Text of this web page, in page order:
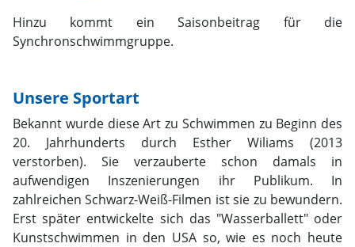
Hinzu kommt ein Saisonbeitrag für die
Synchronschwimmgruppe.
Unsere Sportart
Bekannt wurde diese Art zu Schwimmen zu Beginn des
20. Jahrhunderts durch Esther Wiliams (2013
verstorben). Sie verzauberte schon damals in
aufwendigen Inszenierungen ihr Publikum. In
zahlreichen Schwarz-Weiß-Filmen ist sie zu bewundern.
Erst später entwickelte sich das "Wasserballett" oder
Kunstschwimmen in den USA so, wie es noch heute